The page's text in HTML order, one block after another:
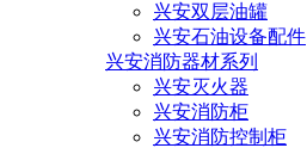
兴安双层油罐
兴安石油设备配件
兴安消防器材系列
兴安灭火器
兴安消防柜
兴安消防控制柜